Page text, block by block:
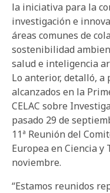
la iniciativa para la
investigación e
áreas comunes de
sostenibilidad
salud e inteligencia
Lo anterior, detalló, a
alcanzados en la
CELAC sobre
pasado 29 de
11ª Reunión del
Europea en Ciencia y
noviembre.
“Estamos reunidos